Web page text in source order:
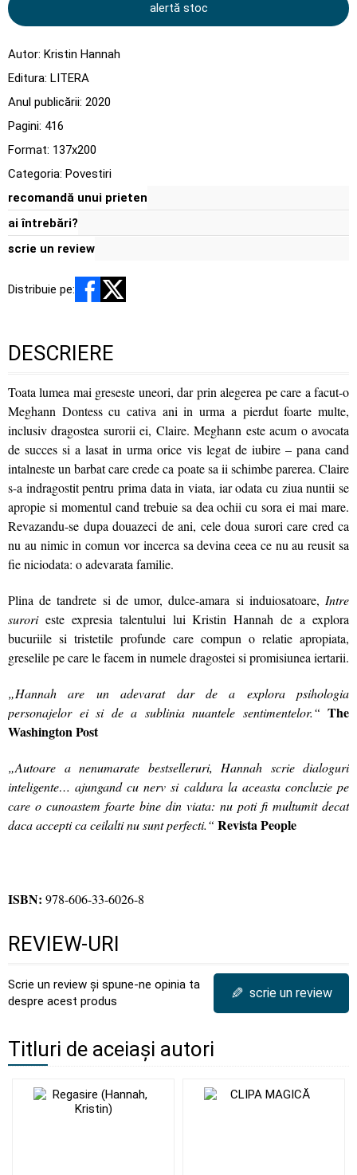
alertă stoc
Autor: Kristin Hannah
Editura: LITERA
Anul publicării: 2020
Pagini: 416
Format: 137x200
Categoria: Povestiri
recomandă unui prieten
ai întrebări?
scrie un review
Distribuie pe:
DESCRIERE
Toata lumea mai greseste uneori, dar prin alegerea pe care a facut-o
Meghann Dontess cu cativa ani in urma a pierdut foarte multe,
inclusiv dragostea surorii ei, Claire. Meghann este acum o avocata
de succes si a lasat in urma orice vis legat de iubire – pana cand
intalneste un barbat care crede ca poate sa ii schimbe parerea. Claire
s-a indragostit pentru prima data in viata, iar odata cu ziua nuntii se
apropie si momentul cand trebuie sa dea ochii cu sora ei mai mare.
Revazandu-se dupa douazeci de ani, cele doua surori care cred ca
nu au nimic in comun vor incerca sa devina ceea ce nu au reusit sa
fie niciodata: o adevarata familie.
Plina de tandrete si de umor, dulce-amara si induiosatoare, Intre
surorieste expresia talentului lui Kristin Hannah de a explora
bucuriile si tristetile profunde care compun o relatie apropiata,
greselile pe care le facem in numele dragostei si promisiunea iertarii.
„Hannah are un adevarat dar de a explora psihologia
personajelor ei si de a sublinia nuantele sentimentelor.“ The
Washington Post
„Autoare a nenumarate bestselleruri, Hannah scrie dialoguri
inteligente… ajungand cu nerv si caldura la aceasta concluzie pe
care o cunoastem foarte bine din viata: nu poti fi multumit decat
daca accepti ca ceilalti nu sunt perfecti.“ Revista People
ISBN: 978-606-33-6026-8
REVIEW-URI
Scrie un review și spune-ne opinia ta
despre acest produs
✎ scrie un review
Titluri de aceiași autori